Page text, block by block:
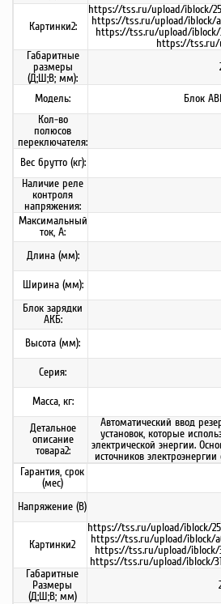
Картинки2:
https://tss.ru/upload/iblock/
https://tss.ru/upload/iblock/
https://tss.ru/upload/iblock/
https://tss.ru/
Габаритные
размеры
(Д;Ш;В; мм):
Модель:
Блок
Кол-во
полюсов
переключателя:
Вес брутто (кг):
Наличие реле
контроля
напряжения:
Максимальный
ток, А:
Длина (мм):
Ширина (мм):
Блок зарядки
АКБ:
Высота (мм):
Серия:
Масса, кг:
Детальное
описание
товара2:
Автоматический ввод
установок, которые
электрической энергии.
источников
Гарантия, срок
(мес)
Напряжение (В)
Картинки2
https://tss.ru/upload/iblock/
https://tss.ru/upload/iblock/
https://tss.ru/upload/iblock/
https://tss.ru/upload/iblock/
Габаритные
Размеры
(Д;Ш;В; мм)